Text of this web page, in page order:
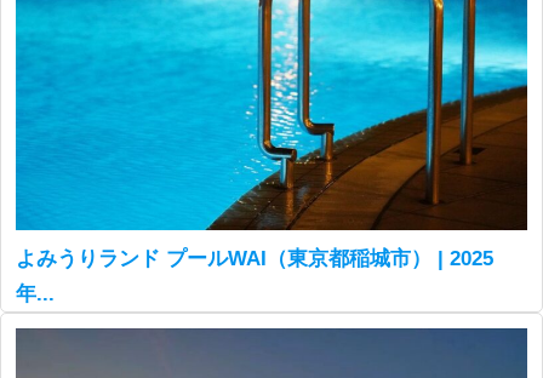
よみうりランド プールWAI（東京都稲城市） | 2025
年...